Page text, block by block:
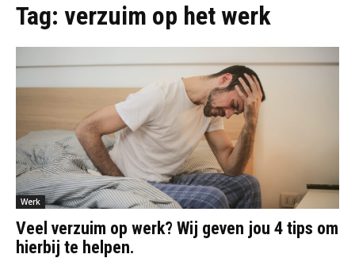
Tag: verzuim op het werk
Werk
Veel verzuim op werk? Wij geven jou 4 tips om
hierbij te helpen.